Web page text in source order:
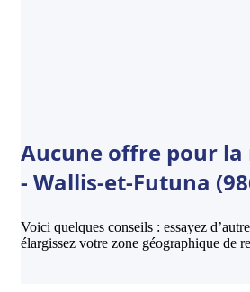
Aucune offre pour la
- Wallis-et-Futuna
Voici quelques conseils : essayez
élargissez votre zone géographique de